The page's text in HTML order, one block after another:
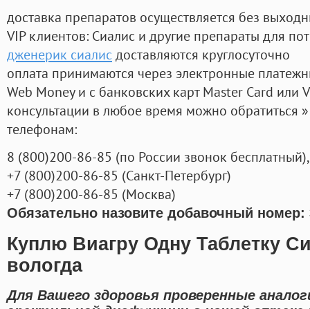
доставка препаратов осуществляется без
VIP клиентов: Сиалис и другие препараты для
дженерик сиалис доставляются круглосуточно
оплата принимаются через электронные
Web Money и с банковских карт Master Card или
консультации в любое время можно обратиться
телефонам:
8 (800)200-86-85 (по России звонок бесплатный),
+7 (800)200-86-85 (Санкт-Петербург)
+7 (800)200-86-85 (Москва)
Обязательно назовите добавочный номер:
Куплю Виагру Одну Таблетку
вологда
Для Вашего здоровья проверенные